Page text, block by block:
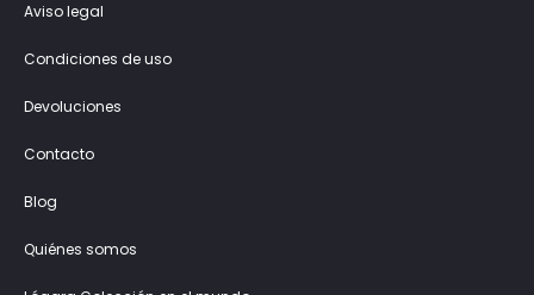
Aviso legal
Condiciones de uso
Devoluciones
Contacto
Blog
Quiénes somos